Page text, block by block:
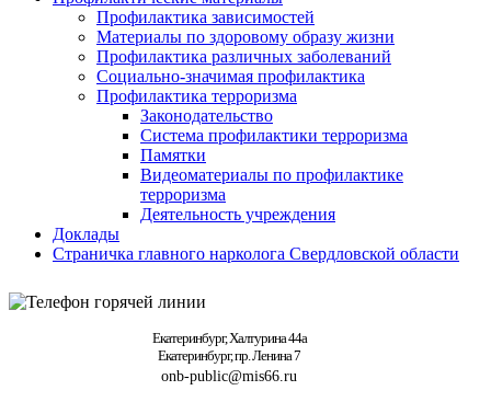
Профилактика зависимостей
Материалы по здоровому образу жизни
Профилактика различных заболеваний
Социально-значимая профилактика
Профилактика терроризма
Законодательство
Система профилактики терроризма
Памятки
Видеоматериалы по профилактике
терроризма
Деятельность учреждения
Доклады
Страничка главного нарколога Свердловской области
Екатеринбург, Халтурина 44а
Екатеринбург, пр. Ленина 7
onb-public@mis66.ru